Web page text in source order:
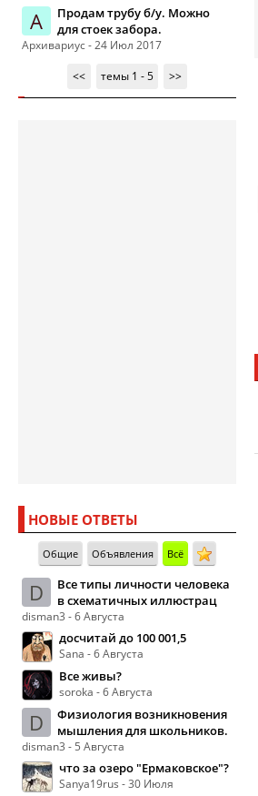
А
Продам трубу б/у. Можно
для стоек забора.
Архивариус - 24 Июл 2017
<<
темы 1 - 5 >>
НОВЫЕ ОТВЕТЫ
Общие Объявления Всё
D
Все типы личности человека
в схематичных иллюстрац
disman3 - 6 Августа
досчитай до 100 001,5
Sana - 6 Августа
Все живы?
soroka - 6 Августа
D
Физиология возникновения
мышления для школьников.
disman3 - 5 Августа
что за озеро "Ермаковское"?
Sanya19rus - 30 Июля